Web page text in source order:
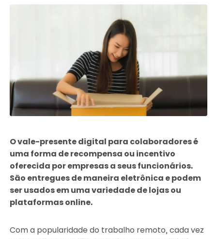
O vale-presente digital para colaboradores é
uma forma de recompensa ou incentivo
oferecida por empresas a seus funcionários.
São entregues de maneira eletrônica e podem
ser usados em uma variedade de lojas ou
plataformas online.
Com a popularidade do trabalho remoto, cada vez